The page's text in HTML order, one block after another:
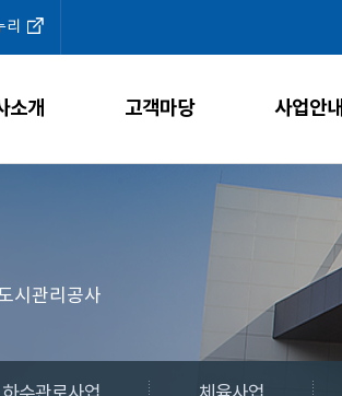
리
소개 고객마당 사업안내
시관리공사